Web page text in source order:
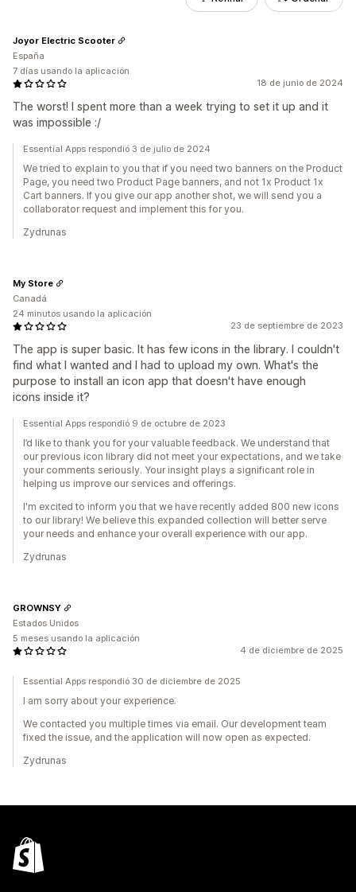
18 de junio de 2024
The worst! I spent more than a week trying to set it up and it
was impossible :/
Joyor Electric Scooter
España
7 días usando la aplicación
Essential Apps respondió 3 de julio de 2024
We tried to explain to you that if you need two banners on the Product
Page, you need two Product Page banners, and not 1x Product 1x
Cart banners. If you give our app another shot, we will send you a
collaborator request and implement this for you.
Zydrunas
23 de septiembre de 2023
The app is super basic. It has few icons in the library. I couldn't
find what I wanted and I had to upload my own. What's the
purpose to install an icon app that doesn't have enough
icons inside it?
My Store
Canadá
24 minutos usando la aplicación
Essential Apps respondió 9 de octubre de 2023
I’d like to thank you for your valuable feedback. We understand that
our previous icon library did not meet your expectations, and we take
your comments seriously. Your insight plays a significant role in
helping us improve our services and offerings.
I'm excited to inform you that we have recently added 800 new icons
to our library! We believe this expanded collection will better serve
your needs and enhance your overall experience with our app.
Zydrunas
4 de diciembre de 2025
GROWNSY
Estados Unidos
5 meses usando la aplicación
Essential Apps respondió 30 de diciembre de 2025
I am sorry about your experience.
We contacted you multiple times via email. Our development team
fixed the issue, and the application will now open as expected.
Zydrunas